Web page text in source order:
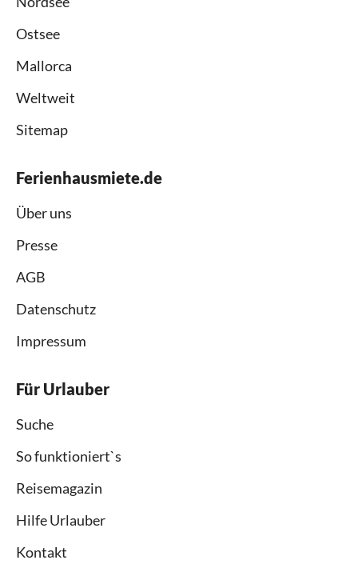
Ostsee
Mallorca
Weltweit
Sitemap
Ferienhausmiete.de
Über uns
Presse
AGB
Datenschutz
Impressum
Für Urlauber
Suche
So funktioniert`s
Reisemagazin
Hilfe Urlauber
Kontakt